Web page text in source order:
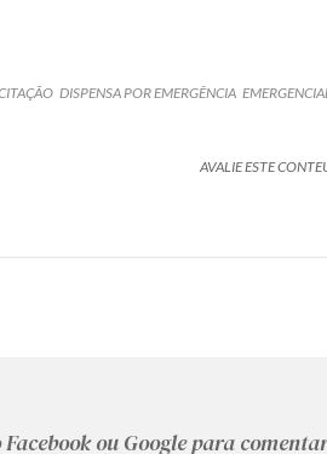
DISPENSA POR EMERGÊNCIA
AVALIE ESTE
ou Google para